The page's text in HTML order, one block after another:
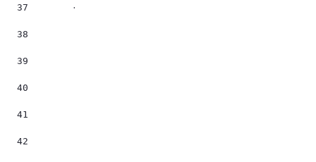
37
        <#list lienpages as lienpage>
38
39
40
41
42